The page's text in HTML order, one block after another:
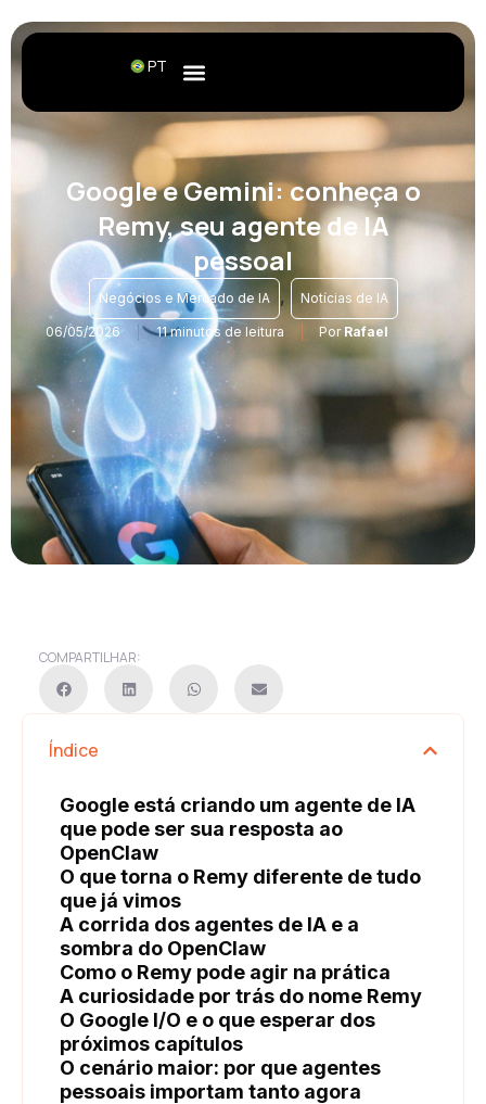
PT
Google e Gemini: conheça o
Remy, seu agente de IA
pessoal
Negócios e Mercado de IA , Notícias de IA
06/05/2026 11 minutos de leitura PorRafael
COMPARTILHAR:
Índice
Google está criando um agente de IA
que pode ser sua resposta ao
OpenClaw
O que torna o Remy diferente de tudo
que já vimos
A corrida dos agentes de IA e a
sombra do OpenClaw
Como o Remy pode agir na prática
A curiosidade por trás do nome Remy
O Google I/O e o que esperar dos
próximos capítulos
O cenário maior: por que agentes
pessoais importam tanto agora